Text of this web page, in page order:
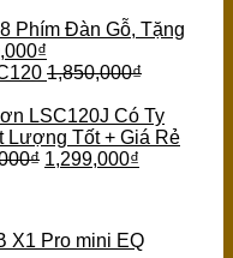
Phím Đàn Gỗ, Tặng
₫
1,850,000₫
LSC120J Có Ty
Lượng Tốt + Giá Rẻ
₫ 1,299,000₫
X1 Pro mini EQ